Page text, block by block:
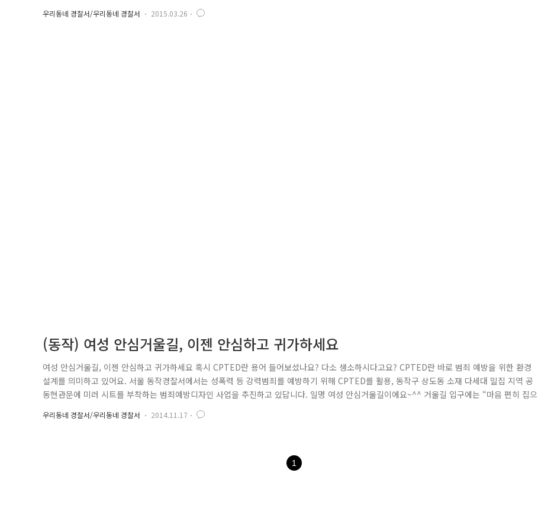
호가하는 고급 자전거 시장도 생겨나면서 자전거 절도 범죄도 급증하고 있습니다. 특히 자전거를 많이 이용하는 청소년층에서 이런 범죄에 빠지
기 쉬운데, 이번 송파경찰서에 검거된 10대 청소년의 수법은 참신(?) 하면서 교묘했습니다. 자신의 자전거를 잃어버린 피해자 A 씨는 어느 날 중
우리동네 경찰서/우리동네 경찰서 2015.03.26
(동작) 여성 안심거울길, 이젠 안심하고 귀가하세요
여성 안심거울길, 이젠 안심하고 귀가하세요 혹시 CPTED란 용어 들어보셨나요? 다소 생소하시다고요? CPTED란 바로 범죄 예방을 위한 환경
설계를 의미하고 있어요. 서울 동작경찰서에서는 성폭력 등 강력범죄를 예방하기 위해 CPTED를 활용, 동작구 상도동 소재 다세대 밀집 지역 공
동현관문에 미러 시트를 부착하는 범죄예방디자인 사업을 추진하고 있답니다. 일명 여성 안심거울길이에요~^^ 거울길 입구에는 “마음 편히 집으
로 가는 길” 벽화디자인과 노면 표지가 되어 있어요. 이것이 바로 미러 시트입니다. 다세대주택의 공동 현관문 여성의 눈높이에 부착된 미러 시
트는 출입 시 뒤에 있는 범죄자의 얼굴을 노출해 범죄자에게는 범죄 욕구를 감소시키고, 거주자에게는 심리적인 안정감을 주며, 심야에 혼자 귀
우리동네 경찰서/우리동네 경찰서 2014.11.17
1